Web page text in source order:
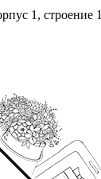
1, строение 1